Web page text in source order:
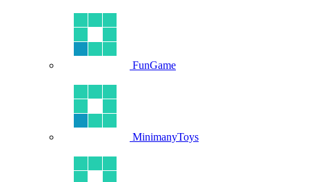
FunGame
MinimanyToys